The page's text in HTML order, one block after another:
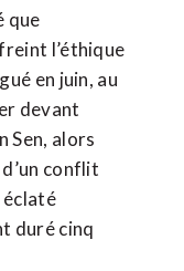
que
l’éthique
en juin, au
devant
Sen, alors
conflit
duré cinq